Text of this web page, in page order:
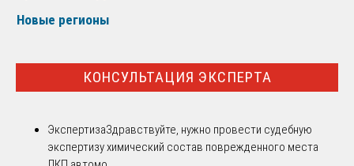
Новые регионы
КОНСУЛЬТАЦИЯ ЭКСПЕРТА
ЭкспертизаЗдравствуйте, нужно провести судебную
экспертизу химический состав поврежденного места